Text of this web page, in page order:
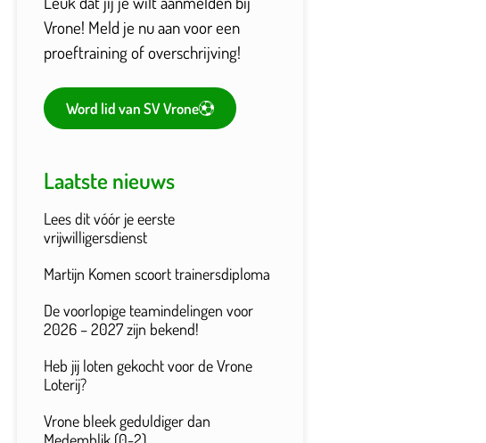
Vrone! Meld je nu aan voor een
proeftraining of overschrijving!
Word lid van SV Vrone
Laatste nieuws
Lees dit vóór je eerste
vrijwilligersdienst
Martijn Komen scoort trainersdiploma
De voorlopige teamindelingen voor
2026 – 2027 zijn bekend!
Heb jij loten gekocht voor de Vrone
Loterij?
Vrone bleek geduldiger dan